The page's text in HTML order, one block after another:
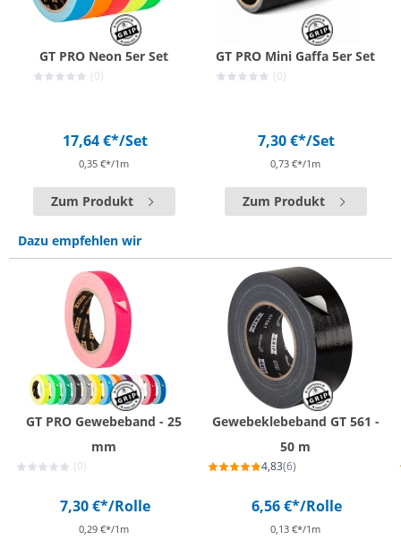
GT PRO Neon 5er Set
(0)
17,64 €*/Set
0,35 €*/1m
Zum Produkt
GT PRO Mini Gaffa 5er Set
(0)
7,30 €*/Set
0,73 €*/1m
Zum Produkt
Dazu empfehlen wir
GT PRO Gewebeband - 25
mm
(0)
7,30 €*/Rolle
0,29 €*/1m
Gewebeklebeband GT 561 -
50 m
4,83(6)
6,56 €*/Rolle
0,13 €*/1m